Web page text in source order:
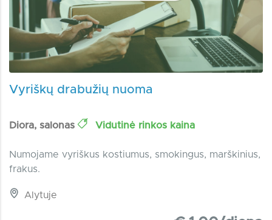
Vyriškų drabužių nuoma
Diora, salonas Vidutinė rinkos kaina
Numojame vyriškus kostiumus, smokingus, marškinius,
frakus.
Alytuje